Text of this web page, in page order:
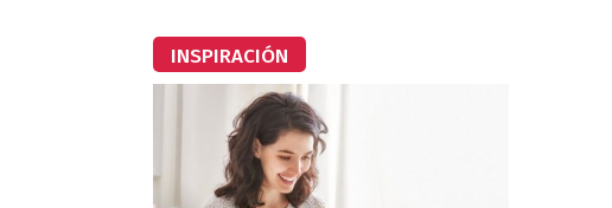
INSPIRACIÓN